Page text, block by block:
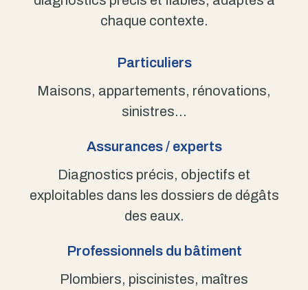
chaque contexte.
Particuliers
Maisons, appartements, rénovations,
sinistres…
Assurances / experts
Diagnostics précis, objectifs et
exploitables dans les dossiers de dégâts
des eaux.
Professionnels du bâtiment
Plombiers, piscinistes, maîtres